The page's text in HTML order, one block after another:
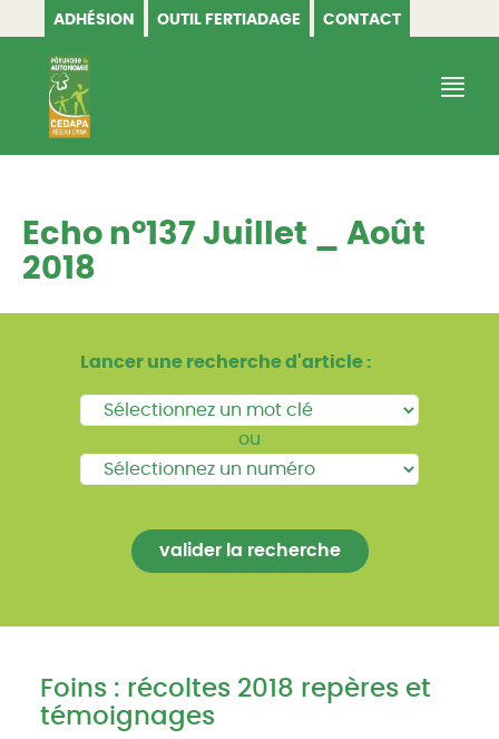
ADHÉSION OUTIL FERTIADAGE CONTACT
CEDAPA
Echo n°137 Juillet _ Août
2018
Lancer une recherche d'article :
ou
Foins : récoltes 2018 repères et
témoignages